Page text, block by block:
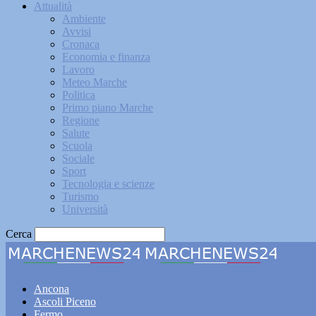
Attualità
Ambiente
Avvisi
Cronaca
Economia e finanza
Lavoro
Meteo Marche
Politica
Primo piano Marche
Regione
Salute
Scuola
Sociale
Sport
Tecnologia e scienze
Turismo
Università
Cerca
Ancona
Ascoli Piceno